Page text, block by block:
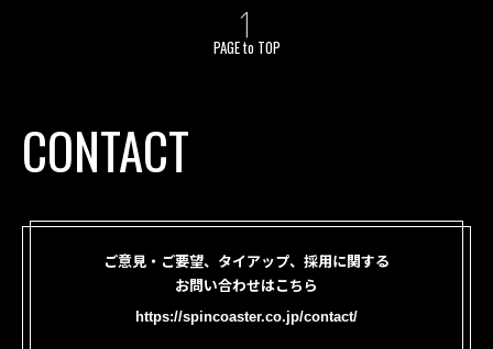
PAGE to TOP
CONTACT
ご意見・ご要望、タイアップ、採用に関する
お問い合わせはこちら
https://spincoaster.co.jp/contact/